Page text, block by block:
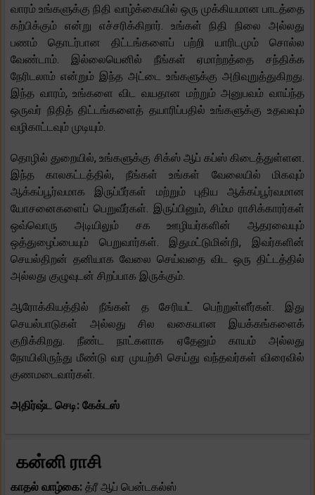
வாரம் உங்களுக்கு நிதி வாழ்க்கையில் ஒரு முக்கியமான பாடத்தை
கற்பிக்கும் என்று எச்சரிக்கிறார். உங்கள் நிதி நிலை அல்லது
பணம் தொடர்பான திட்டங்களைப் பற்றி யாரிடமும் சொல்ல
வேண்டாம். இல்லையெனில் நீங்கள் ஏமாற்றத்தை சந்திக்க
நேரிடலாம் என்றும் இந்த அட்டை உங்களுக்கு அறிவுறுத்துகிறது.
இந்த வாரம், உங்களை விட வயதான மற்றும் அனுபவம் வாய்ந்த
ஒருவர் நிதித் திட்டங்களைத் தயாரிப்பதில் உங்களுக்கு உதவவும்
வழிகாட்டவும் முடியும்.
தொழில் துறையில், உங்களுக்கு சிக்ஸ் ஆப் கப்ஸ் கிடைத்துள்ளன.
இந்த காலகட்டத்தில், நீங்கள் உங்கள் வேலையில் மிகவும்
ஆக்கப்பூர்வமாக இருப்பீர்கள் மற்றும் புதிய ஆக்கப்பூர்வமான
யோசனைகளைப் பெறுவீர்கள். இருப்பினும், சிம்ம ராசிக்காரர்கள்
ஒவ்வொரு அடியிலும் சக ஊழியர்களின் ஆதரவையும்
ஒத்துழைப்பையும் பெறுவார்கள். இதுமட்டுமின்றி, இவர்களின்
செயல்திறன் தனியாக வேலை செய்வதை விட ஒரு திட்டத்தில்
அல்லது குழுவுடன் சிறப்பாக இருக்கும்.
ஆரோக்கியத்தில் நீங்கள் த சேரியட் பெற்றுள்ளீர்கள். இது
செயல்பாடுகள் அல்லது சில வகையான இயக்கங்களைக்
குறிக்கிறது. நீண்ட நாட்களாக ஏதேனும் காயம் அல்லது
நோயிலிருந்து மீண்டு வர முயற்சி செய்து வந்தவர்கள் விரைவில்
குணமடைவார்கள்.
அதிர்ஷ்ட செடி: கேக்டஸ்
கன்னி ராசி
காதல் வாழ்கை: த்ரீ ஆப் பென்டகல்ஸ்